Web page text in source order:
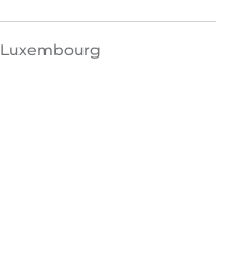
Luxembourg